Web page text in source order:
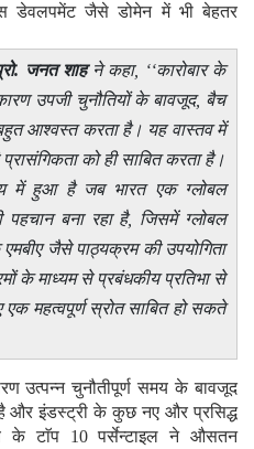
डेवलपमेंट जैसे डोमेन में भी बेहतर
जनत शाहने कहा, ‘‘कारोबार के
उपजी चुनौतियों के बावजूद, बैच
आश्वस्त करता है। यह वास्तव में
को ही साबित करता है।
में हुआ है जब भारत एक ग्लोबल
बना रहा है, जिसमें ग्लोबल
जैसे पाठ्यक्रम की उपयोगिता
के माध्यम से प्रबंधकीय प्रतिभा से
एक महत्वपूर्ण स्रोत साबित हो सकते
उत्पन्न चुनौतीपूर्ण समय के बावजूद
है और इंडस्ट्री के कुछ नए और प्रसिद्ध
के टाॅप 10 पर्सेन्टाइल ने औसतन